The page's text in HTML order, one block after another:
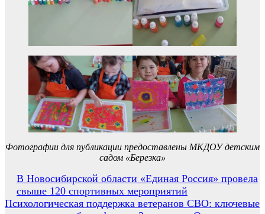
Фотографии для публикации предоставлены МКДОУ детским
садом «Березка»
Навигация
по
В Новосибирской области «Единая Россия» провела
свыше 120 спортивных мероприятий
Психологическая поддержка ветеранов СВО: ключевые